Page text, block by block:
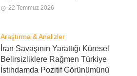
22 Temmuz 2026
Araştırma & Analizler
İran Savaşının Yarattığı Küresel
Belirsizliklere Rağmen Türkiye
İstihdamda Pozitif Görünümünü